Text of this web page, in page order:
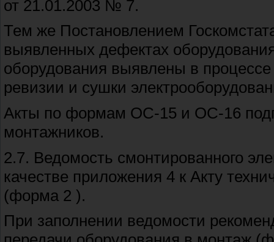
от 21.01.2003 № 7.
Тем же Постановлением
выявленных дефектах
оборудования выявлены в
ревизии и сушки
Акты по формам ОС-15 и ОС-16
монтажников.
2.7. Ведомость смонтированного
качестве приложения 4 к Акту
(форма 2 ).
При заполнении ведомости